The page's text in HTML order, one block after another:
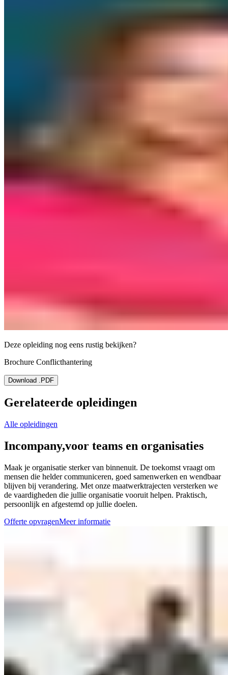
Deze opleiding nog eens rustig bekijken?
Brochure Conflicthantering
Download .PDF
Gerelateerde opleidingen
Alle opleidingen
Incompany,voor teams en organisaties
Maak je organisatie sterker van binnenuit. De toekomst vraagt om
mensen die helder communiceren, goed samenwerken en wendbaar
blijven bij verandering. Met onze maatwerktrajecten versterken we
de vaardigheden die jullie organisatie vooruit helpen. Praktisch,
persoonlijk en afgestemd op jullie doelen.
Offerte opvragenMeer informatie